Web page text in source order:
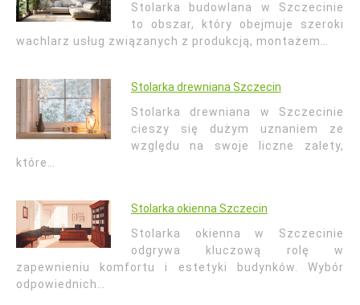
Stolarka budowlana w Szczecinie
to obszar, który obejmuje szeroki
wachlarz usług związanych z produkcją, montażem…
Stolarka drewniana Szczecin
Stolarka drewniana w Szczecinie
cieszy się dużym uznaniem ze
względu na swoje liczne zalety,
które…
Stolarka okienna Szczecin
Stolarka okienna w Szczecinie
odgrywa kluczową rolę w
zapewnieniu komfortu i estetyki budynków. Wybór
odpowiednich…